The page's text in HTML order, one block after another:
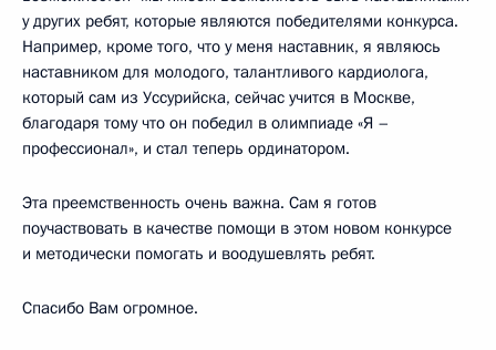
у других ребят, которые являются победителями конкурса.
Например, кроме того, что у меня наставник, я являюсь
наставником для молодого, талантливого кардиолога,
который сам из Уссурийска, сейчас учится в Москве,
благодаря тому что он победил в олимпиаде «Я –
профессионал», и стал теперь ординатором.
Эта преемственность очень важна. Сам я готов
поучаствовать в качестве помощи в этом новом конкурсе
и методически помогать и воодушевлять ребят.
Спасибо Вам огромное.